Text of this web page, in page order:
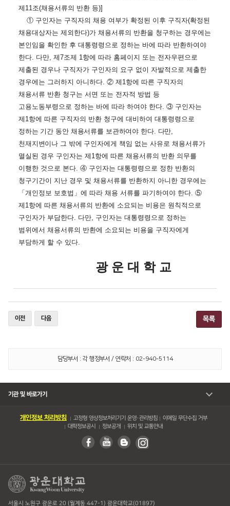
제 11 조(채용서류의 반환 등)]
① 구인자는 구직자의 채용 여부가 확정된 이후 구직자(확정된
채용대상자는 제외한다)가 채용서류의 반환을 청구하는 경우에는
본인임을 확인한 후 대통령령으로 정하는 바에 따라 반환하여야
한다 다만 제7조제 1 항에 따라 홈페이지 또는 전자우편으로
제출된 경우나 구직자가 구인자의 요구 없이 자발적으로 제출한
경우에는 그러하지 아니하다 ② 제 1 항에 따른 구직자의
채용서류 반환 청구는 서면 또는 전자적 방법 등
고용노동부령으로 정하는 바에 따라 하여야 한다 ③ 구인자는
제 1 항에 따른 구직자의 반환 청구에 대비하여 대통령령 으로
정하는 기간 동안 채용서류를 보관하여야 한다. 다만
천재지변이나 그 밖에 구인자에 게 책임 없는 사유로 채용서류가
멸실된 경우 구인자는 제 1 항에 따른 채용서류의 반환 의무를
이행한 것으로 본다 ④ 구인자는 대통령령으로 정한 반환의
청구기간이 지난 경우 및 채용서류를 반환하지 아니한 경우에는
「개인정보 보호법 」 에 따라 채용 서류를 파기하여야 한다 ⑤
제 1 항에 따른 채용서류의 반환에 소요되는 비용은 원칙적으로
구인자가 부담한다 다만 구인자는 대통령령으로 정하는
범위에서 채용서류의 반환에 소요되는 비용을 구직자에게
부담하게 할 수 있다
광 운 대 학 교
이전 다음 목록
담당부서 : 각 행정부서 / 연락처 : 02-940-5114
기관 및 바로가기
개인정보 처리방침 고정형 영상정보처리기기 운영・관리방침
이메일 무단수집 거부
대학정보공시
정보공개 위치 및 교통안내
서울시 노원구 광운로 20 (월계동 447-1) 광운대학교(01897)